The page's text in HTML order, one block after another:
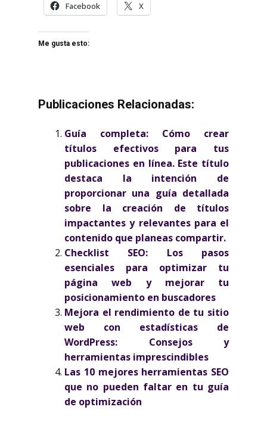
Facebook X
Me gusta esto:
Publicaciones Relacionadas:
Guía completa: Cómo crear
títulos efectivos para tus
publicaciones en línea. Este título
destaca la intención de
proporcionar una guía detallada
sobre la creación de títulos
impactantes y relevantes para el
contenido que planeas compartir.
Checklist SEO: Los pasos
esenciales para optimizar tu
página web y mejorar tu
posicionamiento en buscadores
Mejora el rendimiento de tu sitio
web con estadísticas de
WordPress: Consejos y
herramientas imprescindibles
Las 10 mejores herramientas SEO
que no pueden faltar en tu guía
de optimización